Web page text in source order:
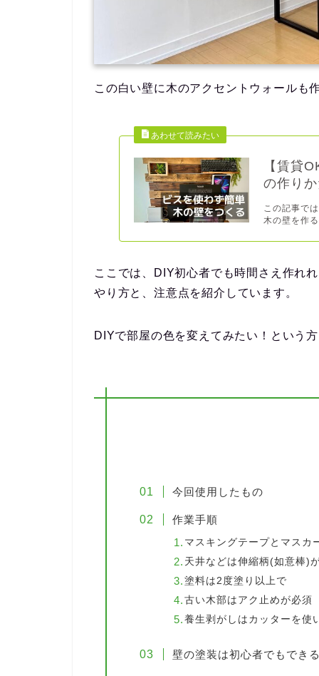
この白い壁に木のアクセントウォールも
【賃貸
の作り
この記事で
木の壁を作
ここでは、DIY初心者でも時間さえ作れ
やり方と、注意点を紹介しています。
DIYで部屋の色を変えてみたい！という
今回使用したもの
作業手順
マスキングテープとマスカ
天井などは伸縮柄(如意棒)
塗料は2度塗り以上で
古い木部はアク止めが必須
養生剥がしはカッターを使
壁の塗装は初心者でもでき